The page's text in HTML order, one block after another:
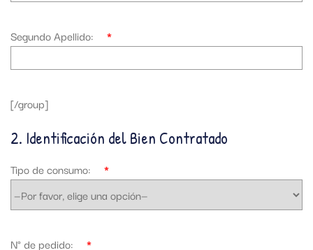
Segundo Apellido: *
[/group]
2. Identificación del Bien Contratado
Tipo de consumo: *
N° de pedido: *